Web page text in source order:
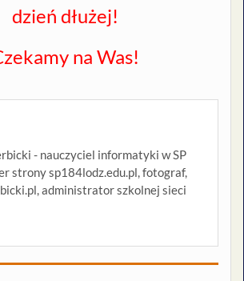
dzień dłużej!
na Was!
- nauczyciel informatyki w SP
strony sp184lodz.edu.pl, fotograf,
administrator szkolnej sieci